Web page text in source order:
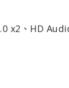
x2、HD